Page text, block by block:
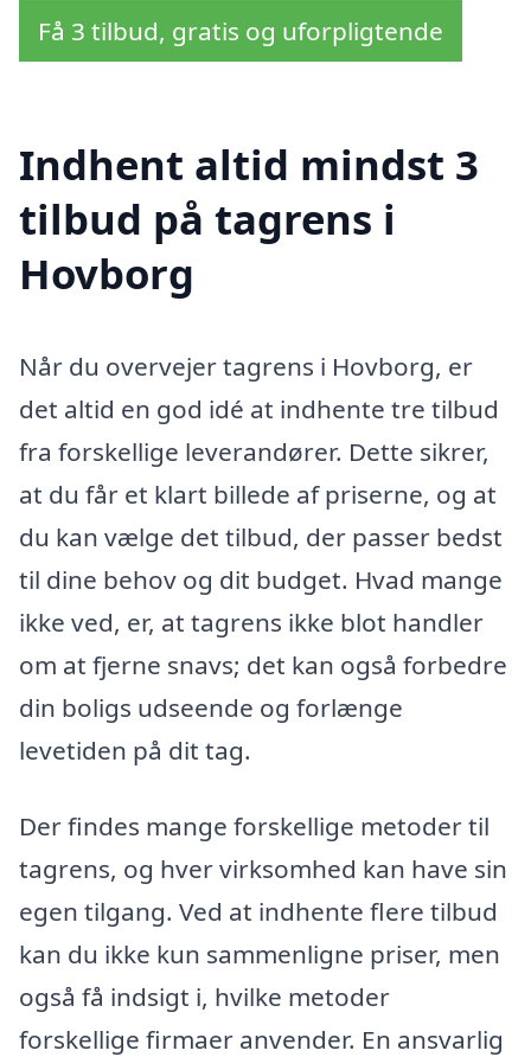
Få 3 tilbud, gratis og uforpligtende
Indhent altid mindst 3
tilbud på tagrens i
Hovborg
Når du overvejer tagrens i Hovborg, er
det altid en god idé at indhente tre tilbud
fra forskellige leverandører. Dette sikrer,
at du får et klart billede af priserne, og at
du kan vælge det tilbud, der passer bedst
til dine behov og dit budget. Hvad mange
ikke ved, er, at tagrens ikke blot handler
om at fjerne snavs; det kan også forbedre
din boligs udseende og forlænge
levetiden på dit tag.
Der findes mange forskellige metoder til
tagrens, og hver virksomhed kan have sin
egen tilgang. Ved at indhente flere tilbud
kan du ikke kun sammenligne priser, men
også få indsigt i, hvilke metoder
forskellige firmaer anvender. En ansvarlig